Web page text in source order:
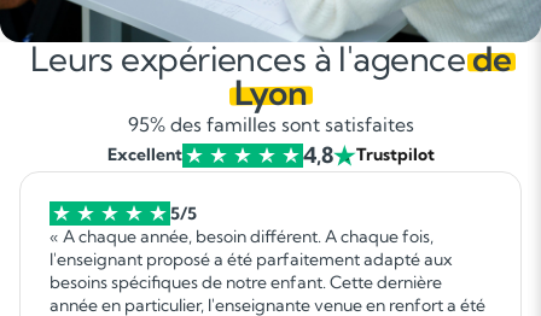
Leurs expériences à l'agencede
Lyon
95% des familles sont satisfaites
Excellent 4,8 Trustpilot
5/5
« A chaque année, besoin différent. A chaque fois,
l'enseignant proposé a été parfaitement adapté aux
besoins spécifiques de notre enfant. Cette dernière
année en particulier, l'enseignante venue en renfort a été